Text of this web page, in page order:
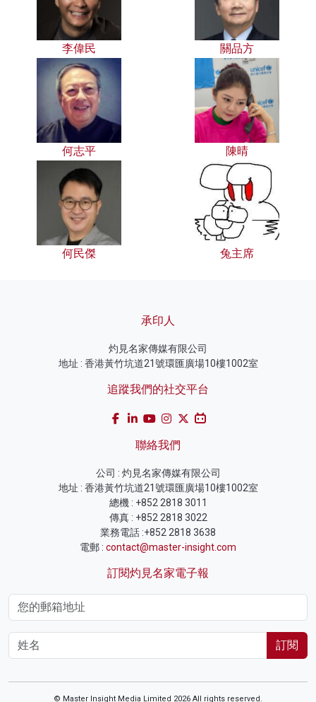
李偉民 關品方
何志平 陳晴
何民傑 兔主席
承印人
灼見名家傳媒有限公司
地址 : 香港黃竹坑道21號環匯廣場10樓1002室
追蹤我們的社交平台
聯絡我們
公司 : 灼見名家傳媒有限公司
地址 : 香港黃竹坑道21號環匯廣場10樓1002室
總機 : +852 2818 3011
傳真 : +852 2818 3022
業務電話 :+852 2818 3638
電郵 : contact@master-insight.com
訂閱灼見名家電子報
訂閱
© Master Insight Media Limited 2026 All rights reserved.